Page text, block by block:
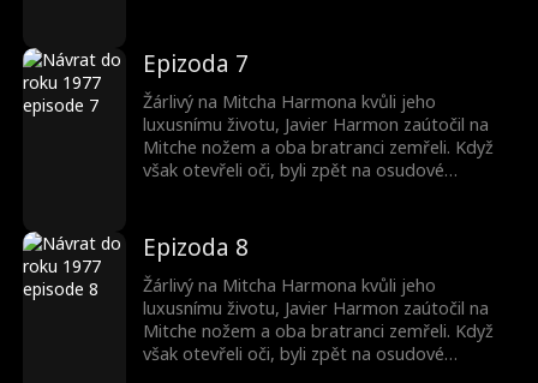
na svůj minulý život si Javier vzal Patsy
Reevesovou, adoptovanou dívku, místo aby si
vyměnil nevěsty s Mitchem. Myslel si, že
Mitchovu budoucnost ukradne, ale jen se
propadl hlouběji do neštěstí. Mezitím Mitch
vybudoval život bohatší na lásku, smysl a
Epizoda 7
Žárlivý na Mitcha Harmona kvůli jeho
luxusnímu životu, Javier Harmon zaútočil na
Mitche nožem a oba bratranci zemřeli. Když
však otevřeli oči, byli zpět na osudové
na svůj minulý život si Javier vzal Patsy
Reevesovou, adoptovanou dívku, místo aby si
vyměnil nevěsty s Mitchem. Myslel si, že
Mitchovu budoucnost ukradne, ale jen se
propadl hlouběji do neštěstí. Mezitím Mitch
vybudoval život bohatší na lásku, smysl a
Epizoda 8
Žárlivý na Mitcha Harmona kvůli jeho
luxusnímu životu, Javier Harmon zaútočil na
Mitche nožem a oba bratranci zemřeli. Když
však otevřeli oči, byli zpět na osudové